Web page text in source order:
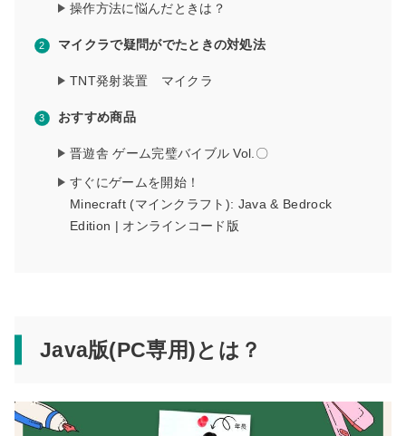
操作方法に悩んだときは？
マイクラで疑問がでたときの対処法
TNT発射装置 マイクラ
おすすめ商品
晋遊舎 ゲーム完璧バイブル Vol.〇
すぐにゲームを開始！
Minecraft (マインクラフト): Java & Bedrock
Edition | オンラインコード版
Java版(PC専用)とは？